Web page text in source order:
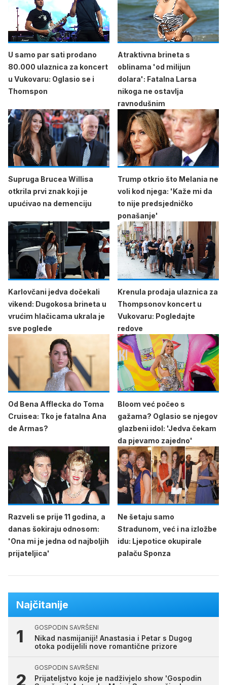
U samo par sati prodano
80.000 ulaznica za koncert
u Vukovaru: Oglasio se i
Thomspon
Atraktivna brineta s
oblinama 'od milijun
dolara': Fatalna Larsa
nikoga ne ostavlja
ravnodušnim
Supruga Brucea Willisa
otkrila prvi znak koji je
upućivao na demenciju
Trump otkrio što Melania ne
voli kod njega: 'Kaže mi da
to nije predsjedničko
ponašanje'
Karlovčani jedva dočekali
vikend: Dugokosa brineta u
vrućim hlačicama ukrala je
sve poglede
Krenula prodaja ulaznica za
Thompsonov koncert u
Vukovaru: Pogledajte
redove
Od Bena Afflecka do Toma
Cruisea: Tko je fatalna Ana
de Armas?
Bloom već počeo s
gažama? Oglasio se njegov
glazbeni idol: 'Jedva čekam
da pjevamo zajedno'
Razveli se prije 11 godina, a
danas šokiraju odnosom:
'Ona mi je jedna od najboljih
prijateljica'
Ne šetaju samo
Stradunom, već i na izložbe
idu: Ljepotice okupirale
palaču Sponza
Najčitanije
GOSPODIN SAVRŠENI
Nikad nasmijaniji! Anastasia i Petar s Dugog
otoka podijelili nove romantične prizore
GOSPODIN SAVRŠENI
Prijateljstvo koje je nadživjelo show 'Gospodin